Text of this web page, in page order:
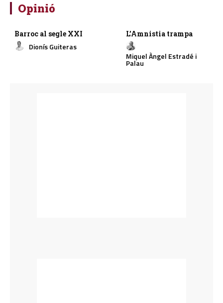
Opinió
Barroc al segle XXI
Dionís Guiteras
L’Amnistia trampa
Miquel Àngel Estradé i
Palau